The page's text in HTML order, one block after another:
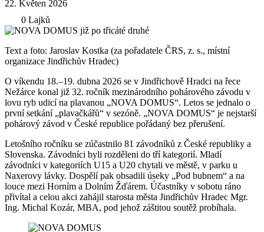
22. Květen 2026
0 Lajků
Text a foto: Jaroslav Kostka (za pořadatele ČRS, z. s., místní
organizace Jindřichův Hradec)
O víkendu 18.–19. dubna 2026 se v Jindřichově Hradci na řece
Nežárce konal již 32. ročník mezinárodního pohárového závodu v
lovu ryb udicí na plavanou „NOVA DOMUS“. Letos se jednalo o
první setkání „plavačkářů“ v sezóně. „NOVA DOMUS“ je nejstarší
pohárový závod v České republice pořádaný bez přerušení.
Letošního ročníku se zúčastnilo 81 závodníků z České republiky a
Slovenska. Závodníci byli rozděleni do tří kategorií. Mladí
závodníci v kategoriích U15 a U20 chytali ve městě, v parku u
Naxerovy lávky. Dospělí pak obsadili úseky „Pod bubnem“ a na
louce mezi Horním a Dolním Žďárem. Účastníky v sobotu ráno
přivítal a celou akci zahájil starosta města Jindřichův Hradec Mgr.
Ing. Michal Kozár, MBA, pod jehož záštitou soutěž probíhala.